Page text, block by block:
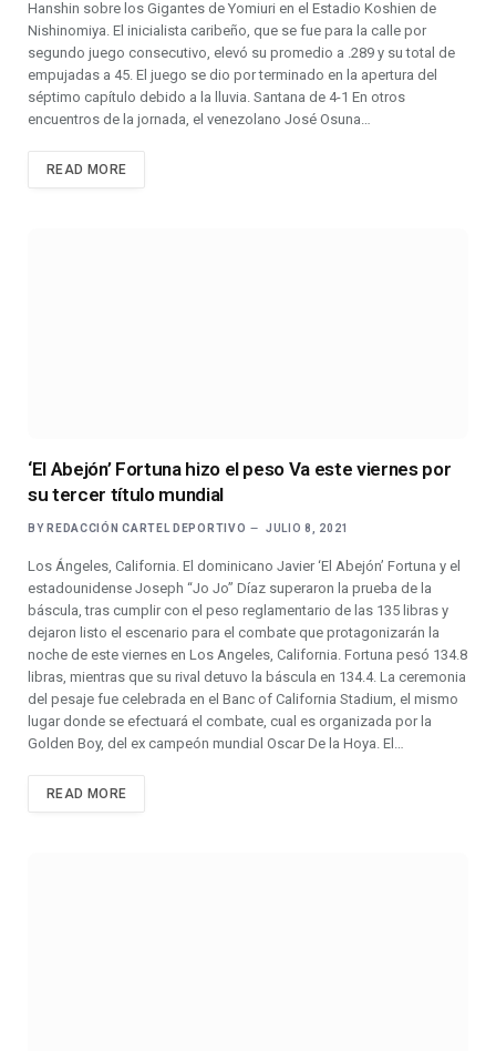
Hanshin sobre los Gigantes de Yomiuri en el Estadio Koshien de
Nishinomiya. El inicialista caribeño, que se fue para la calle por
segundo juego consecutivo, elevó su promedio a .289 y su total de
empujadas a 45. El juego se dio por terminado en la apertura del
séptimo capítulo debido a la lluvia. Santana de 4-1 En otros
encuentros de la jornada, el venezolano José Osuna…
READ MORE
‘El Abejón’ Fortuna hizo el peso Va este viernes por
su tercer título mundial
BY REDACCIÓN CARTEL DEPORTIVO JULIO 8, 2021
Los Ángeles, California. El dominicano Javier ‘El Abejón’ Fortuna y el
estadounidense Joseph “Jo Jo” Díaz superaron la prueba de la
báscula, tras cumplir con el peso reglamentario de las 135 libras y
dejaron listo el escenario para el combate que protagonizarán la
noche de este viernes en Los Angeles, California. Fortuna pesó 134.8
libras, mientras que su rival detuvo la báscula en 134.4. La ceremonia
del pesaje fue celebrada en el Banc of California Stadium, el mismo
lugar donde se efectuará el combate, cual es organizada por la
Golden Boy, del ex campeón mundial Oscar De la Hoya. El…
READ MORE